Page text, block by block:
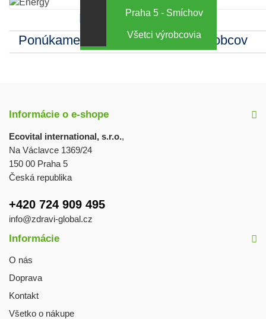
Kamenná predajňa
Praha 5 - Smíchov
Ponúkame sortiment mnohých výrobcov
Všetci výrobcovia
Informácie o e-shope
Ecovital international, s.r.o.,
Na Václavce 1369/24
150 00 Praha 5
Česká republika
+420 724 909 495
info@zdravi-global.cz
Informácie
O nás
Doprava
Kontakt
Všetko o nákupe